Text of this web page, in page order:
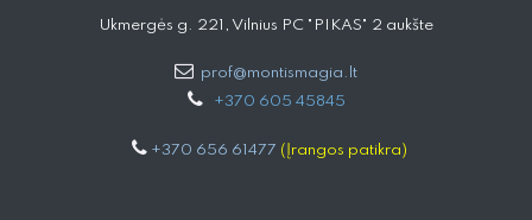
Ukmergės g. 221, Vilnius PC "PIKAS" 2 aukšte
prof@montismagia.lt
+370 605 4584​5
+370 656 61477 (Įrangos patikra)